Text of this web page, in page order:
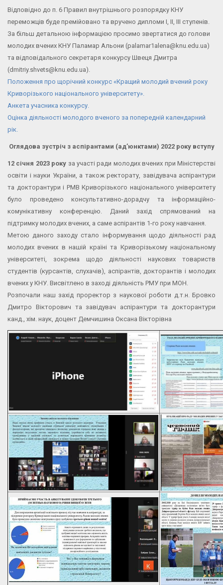
Відповідно до п. 6 Правил внутрішнього розпорядку КНУ
переможців буде премійовано та вручено дипломи I, II, III ступенів.
За більш детальною інформацією просимо звертатися до голови
молодих вчених КНУ Паламар Альони (palamar1alena@knu.edu.ua)
та відповідального секретаря конкурсу Швеця Дмитра
(dmitriy.shvets@knu.edu.ua).
Положення про щорічний конкурс «Кращий молодий вчений року
Криворізького національного університету».
Анкета учасника конкурсу.
Оцінка діяльності молодого вченого за попередній календарний
рік.
Оглядова зустріч з аспірантами (ад’юнктами) 2022 року вступу
12 січня 2023 року за участі ради молодих вчених при Міністерстві
освіти і науки України, а також ректорату, завідувача аспірантури
та докторантури і РМВ Криворізького національного університету
було проведено консультативно-дорадчу та інформаційно-
комунікативну конференцію. Даний захід спрямований на
підтримку молодих вчених, а саме аспірантів 1-го року навчання.
Метою даного заходу стало інформування щодо діяльності рад
молодих вчених в нашій країні та Криворізькому національному
університеті, зокрема щодо діяльності наукових товариств
студентів (курсантів, слухачів), аспірантів, докторантів і молодих
вчених у КНУ. Висвітлено в заході діяльність РМУ при МОН.
Розпочали наш захід проректор з наукової роботи д.т.н. Бровко
Дмитро Вікторович та завідувач аспірантури та докторантури
канд., хім. наук, доцент Демчишина Оксана Вікторівна